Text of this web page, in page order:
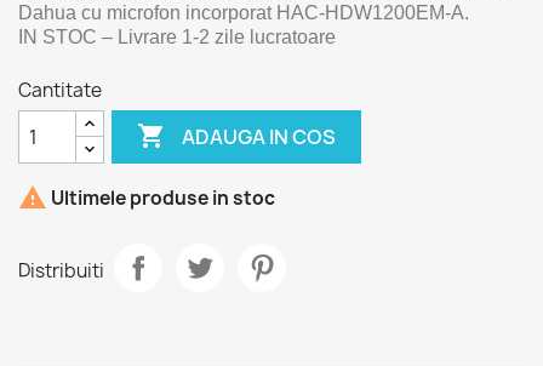
Dahua cu microfon incorporat HAC-HDW1200EM-A.
IN STOC – Livrare 1-2 zile lucratoare
Cantitate
 ADAUGA IN COS
 Ultimele produse in stoc
Distribuiti